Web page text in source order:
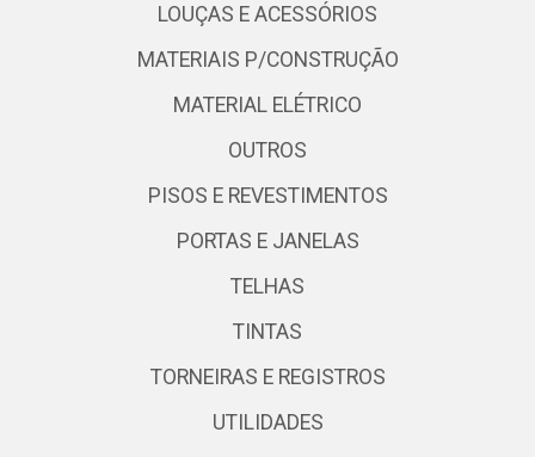
LOUÇAS E ACESSÓRIOS
MATERIAIS P/CONSTRUÇÃO
MATERIAL ELÉTRICO
OUTROS
PISOS E REVESTIMENTOS
PORTAS E JANELAS
TELHAS
TINTAS
TORNEIRAS E REGISTROS
UTILIDADES